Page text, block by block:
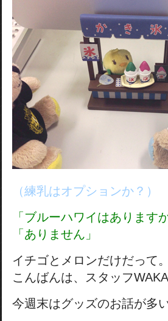
（練乳はオプションか？）
「ブルーハワイはあります
「ありません」
イチゴとメロンだけだって。
こんばんは、スタッフ
今週末はグッズのお話が多